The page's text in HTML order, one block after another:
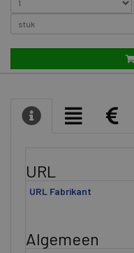
URL
URL Fabrikant
Algemeen